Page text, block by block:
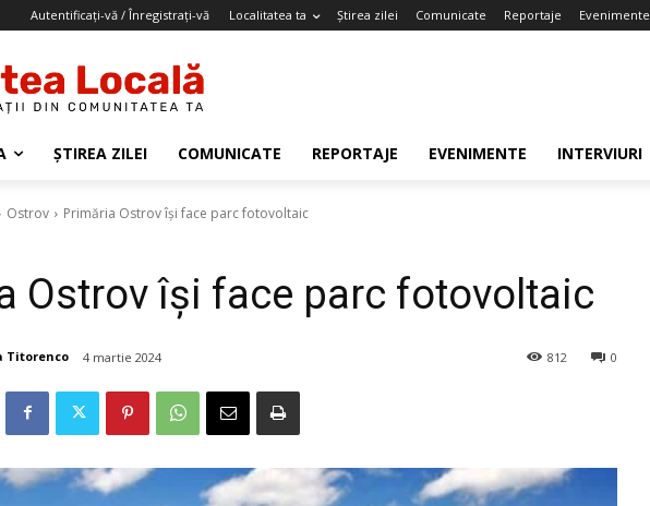
Autentificați-vă / Înregistrați-vă Localitatea ta Știrea zilei Comunicate Reportaje Evenimente
ȘTIREA ZILEI COMUNICATE REPORTAJE EVENIMENTE INTERVIURI
Ostrov Primăria Ostrov își face parc fotovoltaic
Ostrov își face parc fotovoltaic
Titorenco 4 martie 2024 0
812